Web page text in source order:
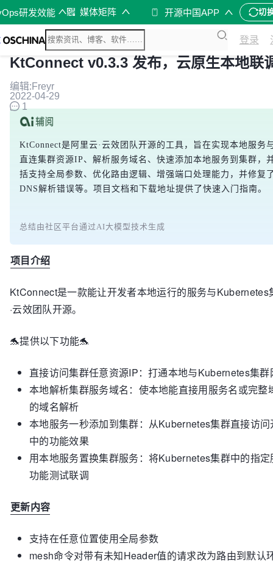
研发效能 媒体矩阵 开源中国APP 切
登录
KtConnect v0.3.3 发布，云原生本地联
编辑:Freyr
2022-04-29
1
KtConnect是阿里云·云效团队开源的工具，旨在实现本地服务
直连集群资源IP、解析服务域名、快速添加本地服务到集群，
括支持全局参数、优化路由逻辑、增强端口处理能力，并修复
DNS解析错误等。项目文档和下载地址提供了快速入门指南。
总结由社区平台通过AI大模型技术生成
项目介绍
KtConnect是一款能让开发者本地运行的服务与
·云效团队开源。
🐬提供以下功能🐬
直接访问集群任意资源IP：打通本地与Kubernetes集
本地解析集群服务域名：使本地能直接用服务名或完
的域名解析
本地服务一秒添加到集群：从Kubernetes集群直接访
中的功能效果
用本地服务置换集群服务：将Kubernetes集群中的指
功能测试联调
更新内容
支持在任意位置使用全局参数
mesh命令对带有未知Header值的请求改为路由到默认